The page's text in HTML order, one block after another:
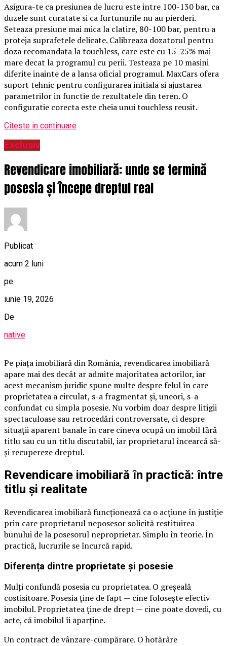
Asigura-te ca presiunea de lucru este intre 100-130 bar, ca
duzele sunt curatate si ca furtunurile nu au pierderi.
Seteaza presiune mai mica la clatire, 80-100 bar, pentru a
proteja suprafetele delicate. Calibreaza dozatorul pentru
doza recomandata la touchless, care este cu 15-25% mai
mare decat la programul cu perii. Testeaza pe 10 masini
diferite inainte de a lansa oficial programul. MaxCars ofera
suport tehnic pentru configurarea initiala si ajustarea
parametrilor in functie de rezultatele din teren. O
configuratie corecta este cheia unui touchless reusit.
Citeste in continuare
Exclusiv
Revendicare imobiliară: unde se termină
posesia și începe dreptul real
Publicat
acum 2 luni
pe
iunie 19, 2026
De
native
Pe piața imobiliară din România, revendicarea imobiliară
apare mai des decât ar admite majoritatea actorilor, iar
acest mecanism juridic spune multe despre felul în care
proprietatea a circulat, s-a fragmentat și, uneori, s-a
confundat cu simpla posesie. Nu vorbim doar despre litigii
spectaculoase sau retrocedări controversate, ci despre
situații aparent banale în care cineva ocupă un imobil fără
titlu sau cu un titlu discutabil, iar proprietarul încearcă să-
și recupereze dreptul.
Revendicare imobiliară în practică: între
titlu și realitate
Revendicarea imobiliară funcționează ca o acțiune în justiție
prin care proprietarul neposesor solicită restituirea
bunului de la posesorul neproprietar. Simplu în teorie. În
practică, lucrurile se încurcă rapid.
Diferența dintre proprietate și posesie
Mulți confundă posesia cu proprietatea. O greșeală
costisitoare. Posesia ține de fapt — cine folosește efectiv
imobilul. Proprietatea ține de drept — cine poate dovedi, cu
acte, că imobilul îi aparține.
Un contract de vânzare-cumpărare. O hotărâre